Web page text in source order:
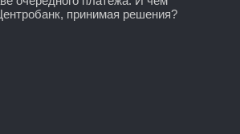
принимая решения?